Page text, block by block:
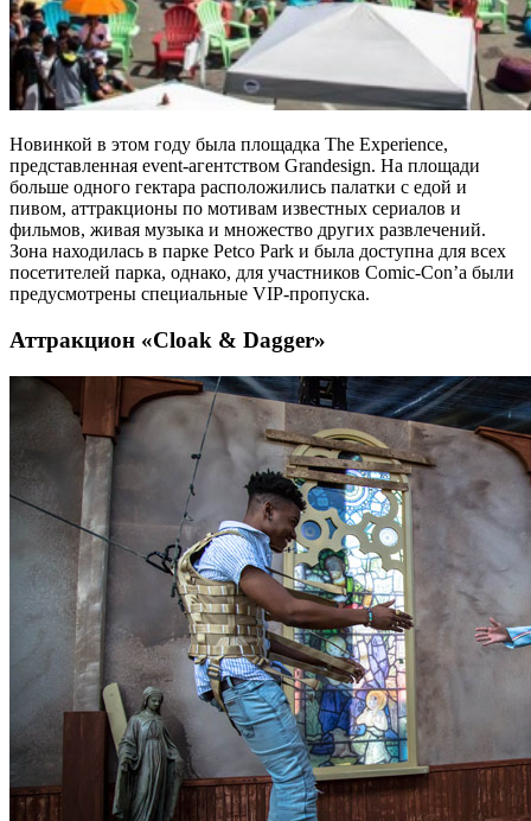
Новинкой в этом году была площадка The Experience,
представленная event-агентством Grandesign. На площади
больше одного гектара расположились палатки с едой и
пивом, аттракционы по мотивам известных сериалов и
фильмов, живая музыка и множество других развлечений.
Зона находилась в парке Petco Park и была доступна для всех
посетителей парка, однако, для участников Comic-Con’а были
предусмотрены специальные VIP-пропуска.
Аттракцион «Cloak & Dagger»